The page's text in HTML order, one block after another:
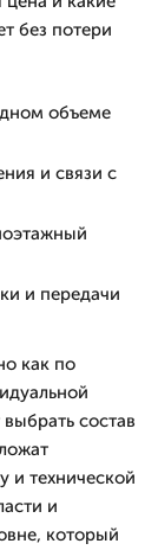
без потери
объеме
и связи с
и передачи
как по
состав
и технической
и
который